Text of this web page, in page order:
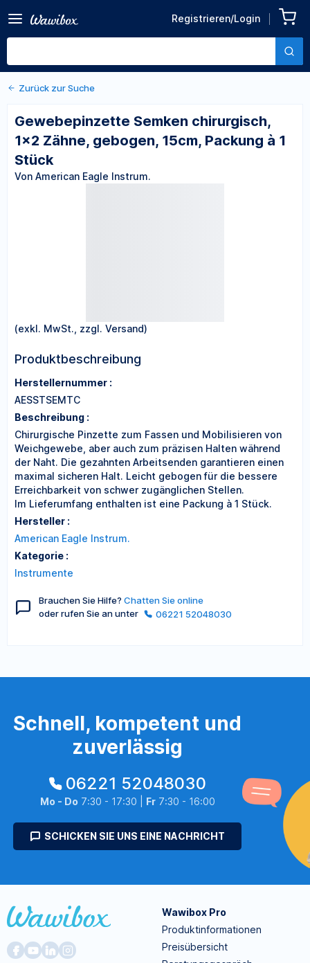
Registrieren/Login
chirurgisch, 1x2 Zähne,
gebogen, 15cm, Packung à 1
Von American Eagle Instrum.
Zurück zu den Produktdetails
Zurück zur Suche
Gewebepinzette Semken chirurgisch,
1x2 Zähne, gebogen, 15cm, Packung à 1
Stück
Von American Eagle Instrum.
(exkl. MwSt., zzgl. Versand)
Produktbeschreibung
Herstellernummer :
AESSTSEMTC
Beschreibung :
Chirurgische Pinzette zum Fassen und Mobilisieren von
Weichgewebe, aber auch zum präzisen Halten während
der Naht. Die gezahnten Arbeitsenden garantieren einen
maximal sicheren Halt. Leicht gebogen für die bessere
Erreichbarkeit von schwer zugänglichen Stellen.
Im Lieferumfang enthalten ist eine Packung à 1 Stück.
Hersteller :
American Eagle Instrum.
Kategorie :
Instrumente
Brauchen Sie Hilfe? Chatten Sie online
oder rufen Sie an unter
06221 52048030
Schnell, kompetent und
zuverlässig
06221 52048030
Mo - Do 7:30 - 17:30 | Fr7:30 - 16:00
SCHICKEN SIE UNS EINE NACHRICHT
Wawibox Pro
Produktinformationen
Preisübersicht